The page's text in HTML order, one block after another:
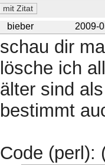
bieber 2009-
schau dir
lösche ich
älter sind
bestimmt
Code (perl):